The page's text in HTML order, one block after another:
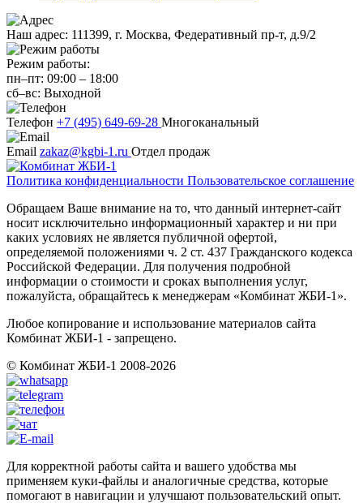
Наш адрес: 111399, г. Москва, Федеративный пр-т, д.9/2
Режим работы:
пн–пт: 09:00 – 18:00
сб–вс: Выходной
Телефон +7 (495) 649-69-28 Многоканальный
Email zakaz@kgbi-1.ru Отдел продаж
Политика конфиденциальности Пользовательское соглашение
Обращаем Ваше внимание на то, что данный интернет-сайт
носит исключительно информационный характер и ни при
каких условиях не является публичной офертой,
определяемой положениями ч. 2 ст. 437 Гражданского кодекса
Российской Федерации. Для получения подробной
информации о стоимости и сроках выполнения услуг,
пожалуйста, обращайтесь к менеджерам «Комбинат ЖБИ-1».
Любое копирование и использование материалов сайта
Комбинат ЖБИ-1 - запрещено.
© Комбинат ЖБИ-1 2008-2026
Для корректной работы сайта и вашего удобства мы
применяем куки-файлы и аналогичные средства, которые
помогают в навигации и улучшают пользовательский опыт.